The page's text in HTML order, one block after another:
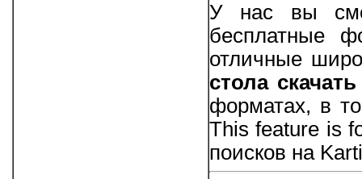
У нас вы
бесплатные
отличные
стола
форматах, в
This feature is
поисков на